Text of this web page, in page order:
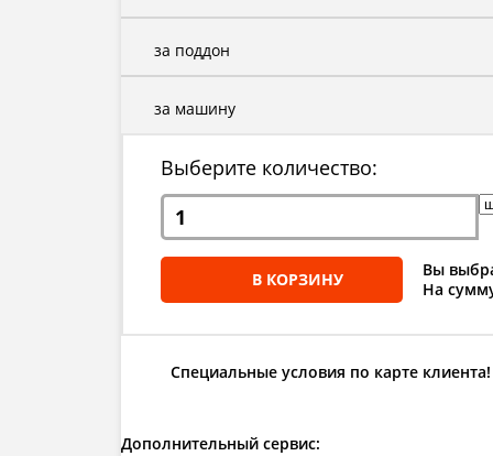
за поддон
за машину
Выберите количество:
В КОРЗИНУ
Вы
На
Специальные условия по карте клиента!
Дополнительный сервис: